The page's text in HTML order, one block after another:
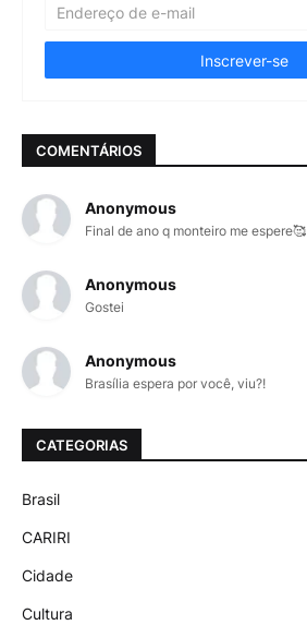
COMENTÁRIOS
Anonymous
Final de ano q monteiro me espere🥰
Anonymous
Gostei
Anonymous
Brasília espera por você, viu?!
CATEGORIAS
Brasil
CARIRI
Cidade
Cultura